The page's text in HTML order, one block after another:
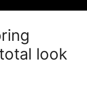
look